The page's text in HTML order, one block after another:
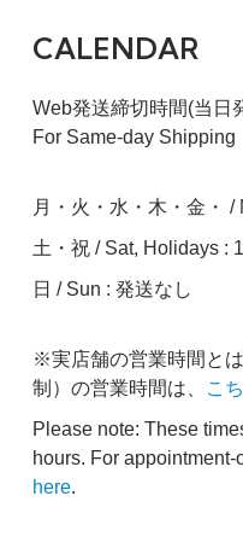
CALENDAR
Web発送締切時間(当日
For Same-day Shipping
月・火・水・木・金・ /
土・祝 / Sat, Holidays :
日 / Sun : 発送なし
※実店舗の営業時間と
制）の営業時間は、
こ
Please note: These
hours. For
here.